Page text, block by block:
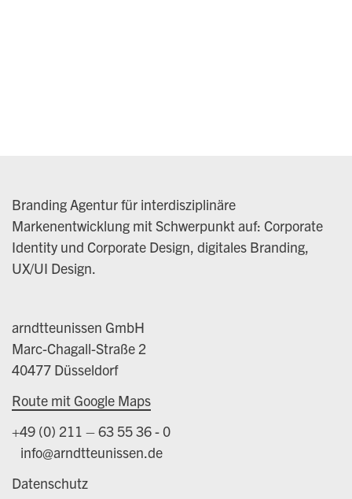
Branding Agentur für interdisziplinäre
Markenentwicklung mit Schwerpunkt auf: Corporate
Identity und Corporate Design, digitales Branding,
UX/UI Design.
arndtteunissen GmbH
Marc-Chagall-Straße 2
40477 Düsseldorf
Route mit Google Maps
+49 (0) 211 – 63 55 36 - 0
info@arndtteunissen.de
Datenschutz